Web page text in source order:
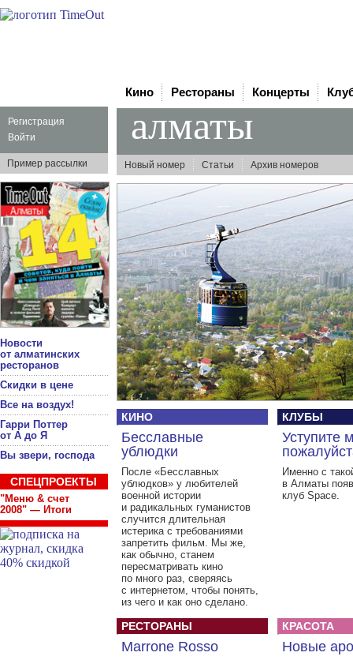
Регистрация
Войти
Пример рассылки
Новости
от алматинских
ресторанов
Скидки в цене
Все на воздух!
Гарри Поттер
от А до Я
Вы звери, господа
СПЕЦПРОЕКТЫ
"Меню & счет
2008" — Итоги
Кино Рестораны Концерты
алматы
Новый номер Статьи Архив номеров
КИНО
Бесславные
ублюдки
После «Бесславных
ублюдков» у любителей
военной истории
и радикальных гуманистов
случится длительная
истерика с требованиями
запретить фильм. Мы же,
как обычно, станем
пересматривать кино
по много раз, сверяясь
с интернетом, чтобы понять,
из чего и как оно сделано.
КЛУБЫ
Уступите
Именно с
в Алматы
клуб Space.
РЕСТОРАНЫ
Marrone Rosso
КРАСОТА
Новые